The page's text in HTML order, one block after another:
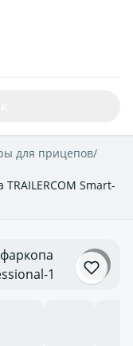
для прицепов/
Smart-